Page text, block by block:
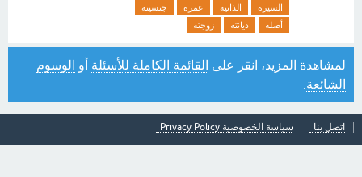
السيرة
الذاتية عمره
جنسيته
أصله
ديانته زوجته
لمشاهدة المزيد، انقر على القائمة الكاملة للأسئلة أو الوسوم
الشائعة
اتصل بنا سياسة الخصوصية Privacy Policy